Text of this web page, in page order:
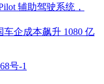
辅助驾驶系统，
企成本飙升 1080 亿
号-1